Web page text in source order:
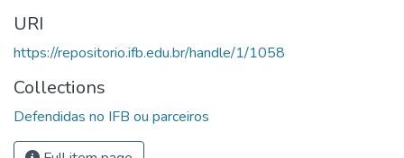
URI
https://repositorio.ifb.edu.br/handle/1/1058
Collections
Defendidas no IFB ou parceiros